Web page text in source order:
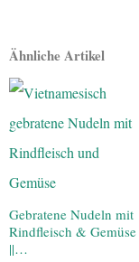
Ähnliche Artikel
Gebratene Nudeln mit
Rindfleisch & Gemüse
||…